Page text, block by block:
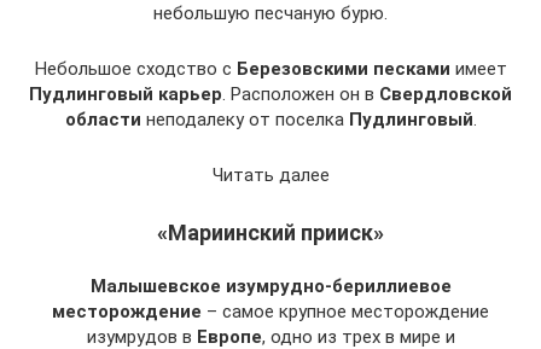
небольшую песчаную бурю.
Небольшое сходство с Березовскими песками имеет
Пудлинговый карьер. Расположен он в Свердловской
области неподалеку от поселка Пудлинговый.
Читать далее
«Мариинский прииск»
Малышевское изумрудно-бериллиевое
месторождение – самое крупное месторождение
изумрудов в Европе, одно из трех в мире и